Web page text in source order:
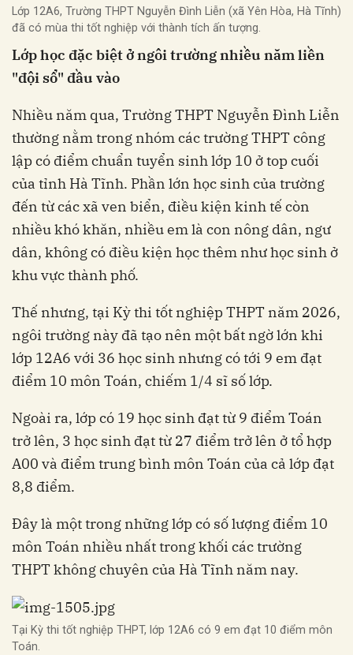
Lớp 12A6, Trường THPT Nguyễn Đình Liễn (xã Yên Hòa, Hà Tĩnh)
đã có mùa thi tốt nghiệp với thành tích ấn tượng.
Lớp học đặc biệt ở ngôi trường nhiều năm liền
"đội sổ" đầu vào
Nhiều năm qua, Trường THPT Nguyễn Đình Liễn
thường nằm trong nhóm các trường THPT công
lập có điểm chuẩn tuyển sinh lớp 10 ở top cuối
của tỉnh Hà Tĩnh. Phần lớn học sinh của trường
đến từ các xã ven biển, điều kiện kinh tế còn
nhiều khó khăn, nhiều em là con nông dân, ngư
dân, không có điều kiện học thêm như học sinh ở
khu vực thành phố.
Thế nhưng, tại Kỳ thi tốt nghiệp THPT năm 2026,
ngôi trường này đã tạo nên một bất ngờ lớn khi
lớp 12A6 với 36 học sinh nhưng có tới 9 em đạt
điểm 10 môn Toán, chiếm 1/4 sĩ số lớp.
Ngoài ra, lớp có 19 học sinh đạt từ 9 điểm Toán
trở lên, 3 học sinh đạt từ 27 điểm trở lên ở tổ hợp
A00 và điểm trung bình môn Toán của cả lớp đạt
8,8 điểm.
Đây là một trong những lớp có số lượng điểm 10
môn Toán nhiều nhất trong khối các trường
THPT không chuyên của Hà Tĩnh năm nay.
Tại Kỳ thi tốt nghiệp THPT, lớp 12A6 có 9 em đạt 10 điểm môn
Toán.